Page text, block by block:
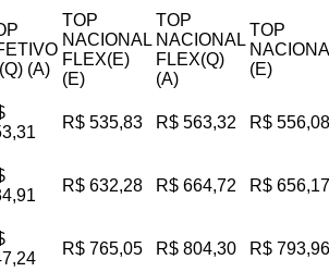
(A)
TOP
NACIONAL
FLEX(E)
(E)
TOP
NACIONAL
FLEX(Q)
(A)
TOP
(E)
R$ 535,83 R$ 563,32 R$ 556,08
R$ 632,28 R$ 664,72 R$ 656,17
R$ 765,05 R$ 804,30 R$ 793,96